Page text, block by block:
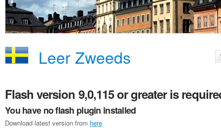
Leer Zweeds
Flash version 9,0,115 or greater is
You have no flash plugin installed
Download latest version from here